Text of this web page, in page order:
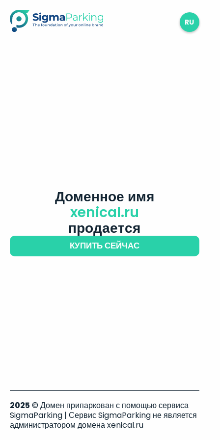
RU
Доменное имя
xenical.ru
продается
КУПИТЬ СЕЙЧАС
2025 © Домен припаркован с помощью сервиса
SigmaParking | Сервис SigmaParking не является
администратором домена xenical.ru